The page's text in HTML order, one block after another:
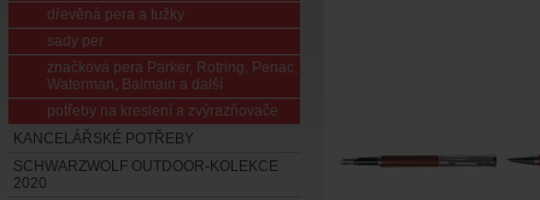
dřevěná pera a tužky
sady per
značková pera Parker, Rotring, Penac,
Waterman, Balmain a další
potřeby na kreslení a zvýrazňovače
KANCELÁŘSKÉ POTŘEBY
SCHWARZWOLF OUTDOOR-KOLEKCE
2020